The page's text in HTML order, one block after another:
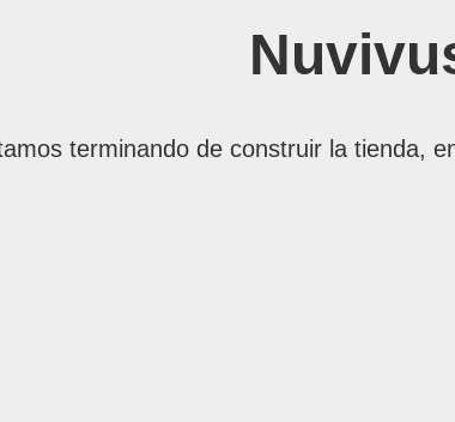
terminando de construir la tienda,